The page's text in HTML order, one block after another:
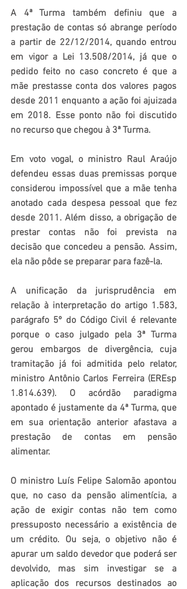
A 4ª Turma também definiu que a
prestação de contas só abrange período
a partir de 22/12/2014, quando entrou
em vigor a Lei 13.508/2014, já que o
pedido feito no caso concreto é que a
mãe prestasse conta dos valores pagos
desde 2011 enquanto a ação foi ajuizada
em 2018. Esse ponto não foi discutido
no recurso que chegou à 3ª Turma.
Em voto vogal, o ministro Raul Araújo
defendeu essas duas premissas porque
considerou impossível que a mãe tenha
anotado cada despesa pessoal que fez
desde 2011. Além disso, a obrigação de
prestar contas não foi prevista na
decisão que concedeu a pensão. Assim,
ela não pôde se preparar para fazê-la.
A unificação da jurisprudência em
relação à interpretação do artigo 1.583,
parágrafo 5º do Código Civil é relevante
porque o caso julgado pela 3ª Turma
gerou embargos de divergência, cuja
tramitação já foi admitida pelo relator,
ministro Antônio Carlos Ferreira (EREsp
1.814.639). O acórdão paradigma
apontado é justamente da 4ª Turma, que
em sua orientação anterior afastava a
prestação de contas em pensão
alimentar.
O ministro Luís Felipe Salomão apontou
que, no caso da pensão alimentícia, a
ação de exigir contas não tem como
pressuposto necessário a existência de
um crédito. Ou seja, o objetivo não é
apurar um saldo devedor que poderá ser
devolvido, mas sim investigar se a
aplicação dos recursos destinados ao